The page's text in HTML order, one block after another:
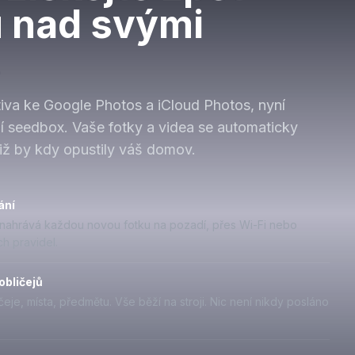
svými
ke Google Photos a iCloud Photos, nyní
seedbox. Vaše fotky a videa se automaticky
by kdy opustily váš domov.
každou novou fotku na pozadí, přes Wi-Fi nebo